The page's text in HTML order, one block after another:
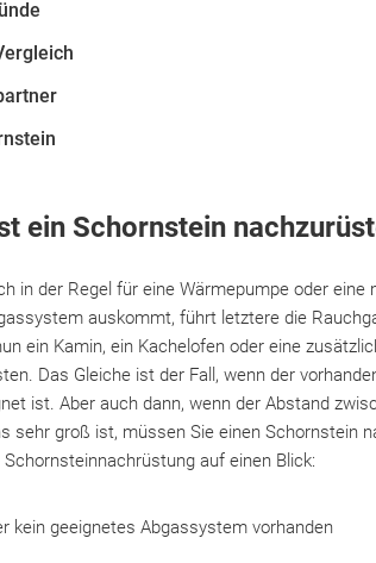
ein Schornstein
in der Regel für eine Wärmepumpe oder eine
auskommt, führt letztere die
ein Kamin, ein Kachelofen oder eine
Das Gleiche ist der Fall, wenn der
ist. Aber auch dann, wenn der Abstand
sehr groß ist, müssen Sie einen Schornstein
auf einen Blick:
kein geeignetes Abgassystem vorhanden